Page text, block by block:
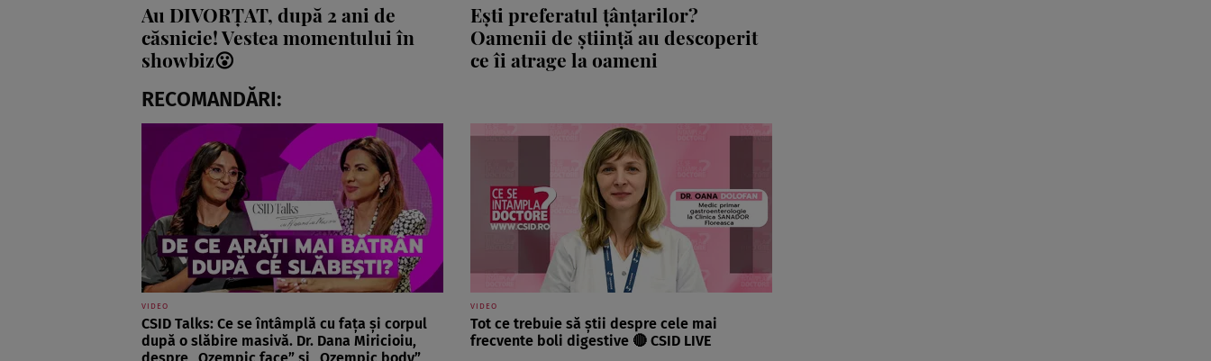
Au DIVORȚAT, după 2 ani de
căsnicie! Vestea momentului în
showbiz😮
Ești preferatul țânțarilor?
Oamenii de știință au descoperit
ce îi atrage la oameni
RECOMANDĂRI:
VIDEO
CSID Talks: Ce se întâmplă cu fața și corpul
după o slăbire masivă. Dr. Dana Miricioiu,
despre „Ozempic face” și „Ozempic body”
VIDEO
Tot ce trebuie să știi despre cele mai
frecvente boli digestive 🔴 CSID LIVE